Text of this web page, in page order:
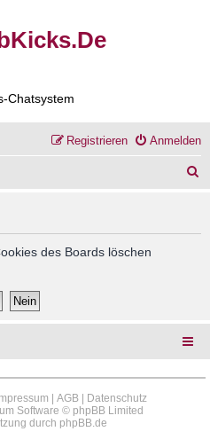
Chatsystem
Anmelden
Registrieren
des Boards löschen
Impressum AGB|
Datenschutz
Software © phpBB Limited
durch phpBB.de